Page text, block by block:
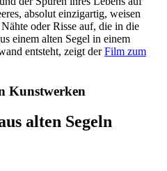
absolut einzigartig, weisen
oder Risse auf, die in die
einem alten Segel in einem
entsteht, zeigt derFilm zum
Kunstwerken
alten Segeln